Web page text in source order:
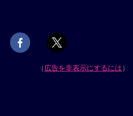
（広告を非表示にするには）